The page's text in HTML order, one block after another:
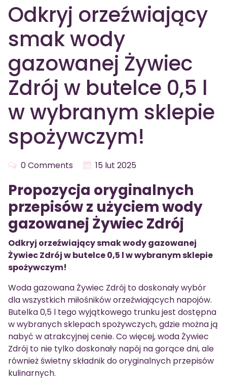
Odkryj orzeźwiający
smak wody
gazowanej Żywiec
Zdrój w butelce 0,5 l
w wybranym sklepie
spożywczym!
0 Comments 15 lut 2025
Propozycja oryginalnych
przepisów z użyciem wody
gazowanej Żywiec Zdrój
Odkryj orzeźwiający smak wody gazowanej
Żywiec Zdrój w butelce 0,5 l w wybranym sklepie
spożywczym!
Woda gazowana Żywiec Zdrój to doskonały wybór
dla wszystkich miłośników orzeźwiających napojów.
Butelka 0,5 l tego wyjątkowego trunku jest dostępna
w wybranych sklepach spożywczych, gdzie można ją
nabyć w atrakcyjnej cenie. Co więcej, woda Żywiec
Zdrój to nie tylko doskonały napój na gorące dni, ale
również świetny składnik do oryginalnych przepisów
kulinarnych.